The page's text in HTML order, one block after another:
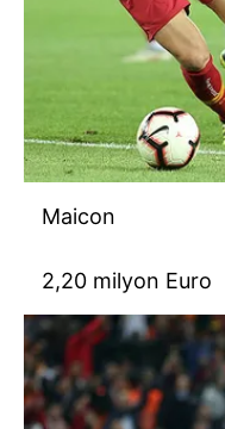
Maicon
2,20 milyon Euro